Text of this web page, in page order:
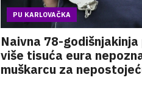
PU KARLOVAČKA
Naivna 78-
više tisuća eura
muškarcu za